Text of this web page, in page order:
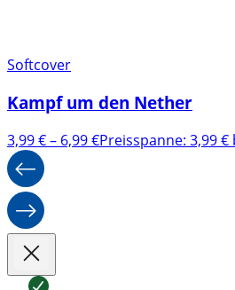
Softcover
Kampf um den Nether
3,99€– 6,99€Preisspanne: 3,99 €